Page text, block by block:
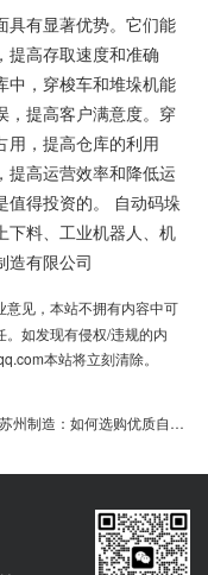
具有显著优势。它们能
提高存取速度和准确
中，穿梭车和堆垛机能
，提高客户满意度。穿
用，提高仓库的利用
提高运营效率和降低运
值得投资的。 自动码垛
下料、工业机器人、机
造有限公司
意见，本站不拥有内容中可
如发现有侵权/违规的内
本站将立刻清除。
苏州制造：如何选购优质自动钢管码垛机？